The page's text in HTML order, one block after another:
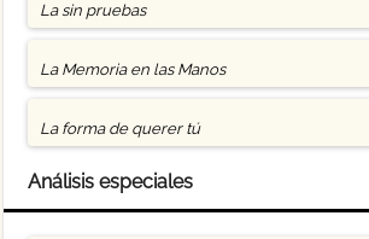
La sin pruebas
La Memoria en las Manos
La forma de querer tú
Análisis especiales